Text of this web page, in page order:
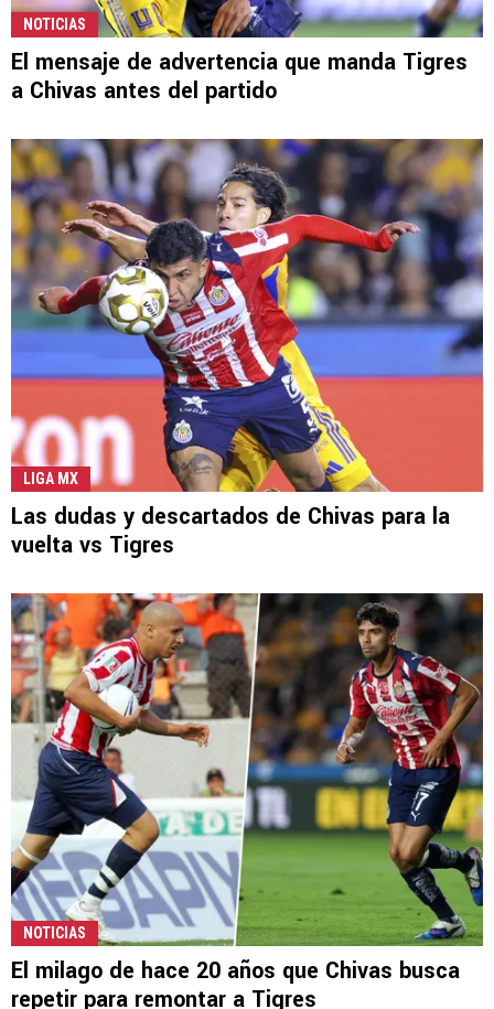
NOTICIAS
El mensaje de advertencia que manda Tigres
a Chivas antes del partido
LIGA MX
Las dudas y descartados de Chivas para la
vuelta vs Tigres
NOTICIAS
El milago de hace 20 años que Chivas busca
repetir para remontar a Tigres